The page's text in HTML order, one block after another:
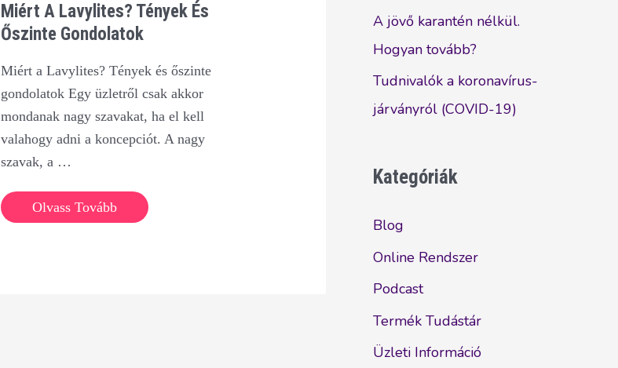
Miért A Lavylites? Tények És
Őszinte Gondolatok
Miért a Lavylites? Tények és őszinte
gondolatok Egy üzletről csak akkor
mondanak nagy szavakat, ha el kell
valahogy adni a koncepciót. A nagy
szavak, a …
Miért
Olvass Tovább
A jövő karantén nélkül.
Hogyan tovább?
Tudnivalók a koronavírus-
járványról (COVID-19)
Kategóriák
Blog
Online Rendszer
Podcast
Termék Tudástár
Üzleti Információ